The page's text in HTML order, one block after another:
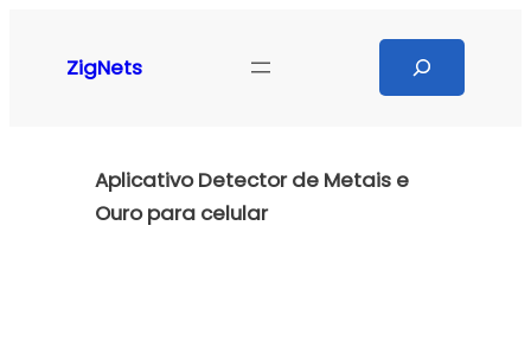
ZigNets
Aplicativo Detector de Metais e
Ouro para celular